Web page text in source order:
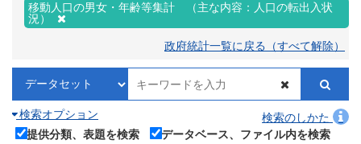
移動人口の男女・年齢等集計 （主な内容：人口の転出入状
況）
政府統計一覧に戻る（すべて解除）
検索オプション
検索のしかた
提供分類、表題を検索
データベース、ファイル内を検索